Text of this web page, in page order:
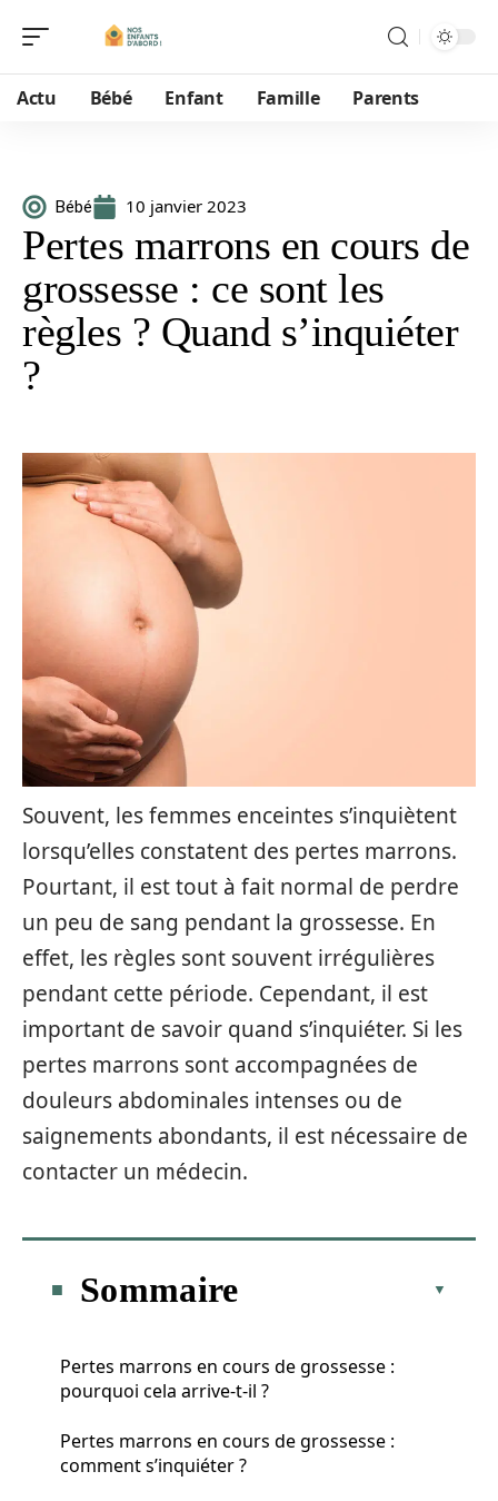
Actu Bébé Enfant Famille Parents
Bébé 10 janvier 2023
Pertes marrons en cours de
grossesse : ce sont les
règles ? Quand s’inquiéter
?
Souvent, les femmes enceintes s’inquiètent
lorsqu’elles constatent des pertes marrons.
Pourtant, il est tout à fait normal de perdre
un peu de sang pendant la grossesse. En
effet, les règles sont souvent irrégulières
pendant cette période. Cependant, il est
important de savoir quand s’inquiéter. Si les
pertes marrons sont accompagnées de
douleurs abdominales intenses ou de
saignements abondants, il est nécessaire de
contacter un médecin.
Sommaire
Pertes marrons en cours de grossesse :
pourquoi cela arrive-t-il ?
Pertes marrons en cours de grossesse :
comment s’inquiéter ?